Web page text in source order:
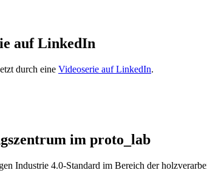
auf LinkedIn
durch eine Videoserie auf LinkedIn.
im proto_lab
Industrie 4.0-Standard im Bereich der